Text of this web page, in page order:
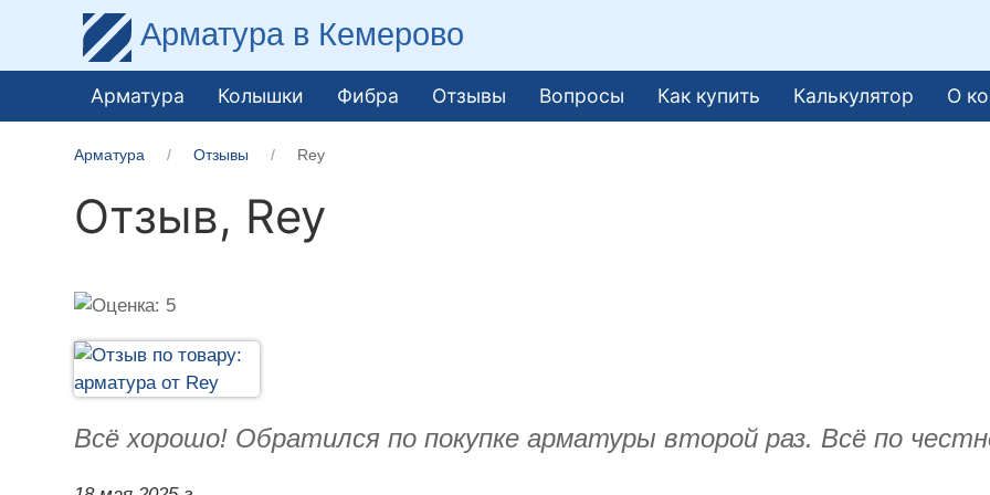
Арматура в Кемерово
Арматура Колышки Фибра Отзывы Вопросы Как купить Калькулятор О
Арматура Отзывы Rey
Отзыв, Rey
Всё хорошо! Обратился по покупке арматуры второй раз. Всё по